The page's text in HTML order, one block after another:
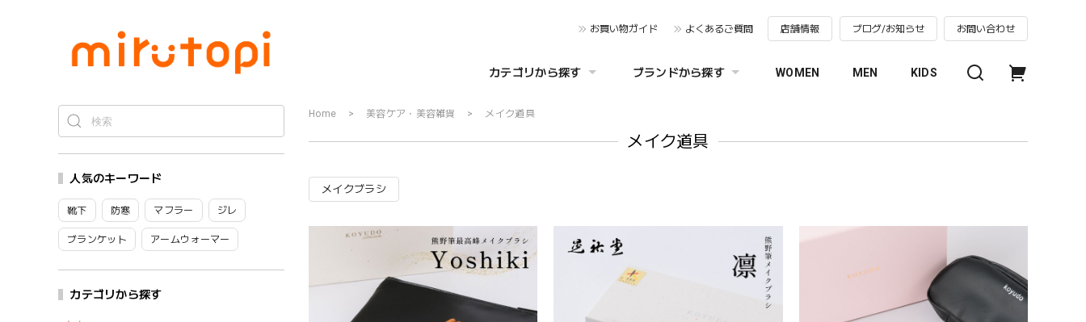
お買い物ガイド よくあるご質問 店舗情報 ブログ/お知らせ お問い合わせ
カテゴリから探す ブランドから探す WOMEN MEN KIDS
人気のキーワード
靴下 防寒 マフラー ジレ
ブランケット アームウォーマー
カテゴリから探す
Home 美容ケア・美容雑貨 メイク道具
メイク道具
メイクブラシ